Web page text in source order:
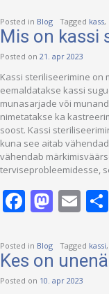
Posted in Blog Tagged kass,
Mis on kassi
Posted on 21. apr 2023
Kassi steriliseerimine on
eemaldatakse kassi
munasarjade või
nimetatakse ka
soost. Kassi
kuna see aitab
vähendab
terviseprobleemidesse,
Facebook
Posted in Blog Tagged kassi,
Kes on
Posted on 10. apr 2023